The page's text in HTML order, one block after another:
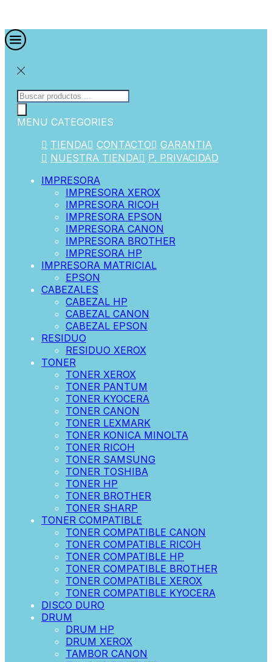
MENU CATEGORIES
TIENDA
CONTACTO
GARANTIA
NUESTRA TIENDA
P. PRIVACIDAD
IMPRESORA
IMPRESORA XEROX
IMPRESORA RICOH
IMPRESORA EPSON
IMPRESORA CANON
IMPRESORA BROTHER
IMPRESORA HP
IMPRESORA MATRICIAL
EPSON
CABEZALES
CABEZAL HP
CABEZAL CANON
CABEZAL EPSON
RESIDUO
RESIDUO XEROX
TONER
TONER XEROX
TONER PANTUM
TONER KYOCERA
TONER CANON
TONER LEXMARK
TONER KONICA MINOLTA
TONER RICOH
TONER SAMSUNG
TONER TOSHIBA
TONER HP
TONER BROTHER
TONER SHARP
TONER COMPATIBLE
TONER COMPATIBLE CANON
TONER COMPATIBLE RICOH
TONER COMPATIBLE HP
TONER COMPATIBLE BROTHER
TONER COMPATIBLE XEROX
TONER COMPATIBLE KYOCERA
DISCO DURO
DRUM
DRUM HP
DRUM XEROX
TAMBOR CANON